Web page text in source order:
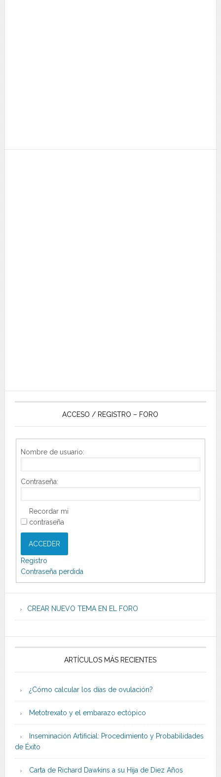
ACCESO / REGISTRO – FORO
Nombre de usuario:
Contraseña:
Recordar mi
contraseña
ACCEDER
Registro
Contraseña perdida
CREAR NUEVO TEMA EN EL FORO
ARTÍCULOS MÁS RECIENTES
¿Cómo calcular los días de ovulación?
Metotrexato y el embarazo ectópico
Inseminación Artificial: Procedimiento y Probabilidades
de Éxito
Carta de Richard Dawkins a su Hija de Diez Años